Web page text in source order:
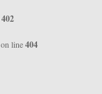
402
on line404